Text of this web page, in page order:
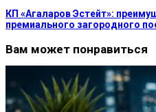
КП «Агаларов Эстейт»:
премиального загородного
Вам может понравиться